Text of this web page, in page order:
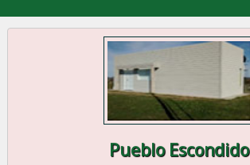
Pueblo Escondido